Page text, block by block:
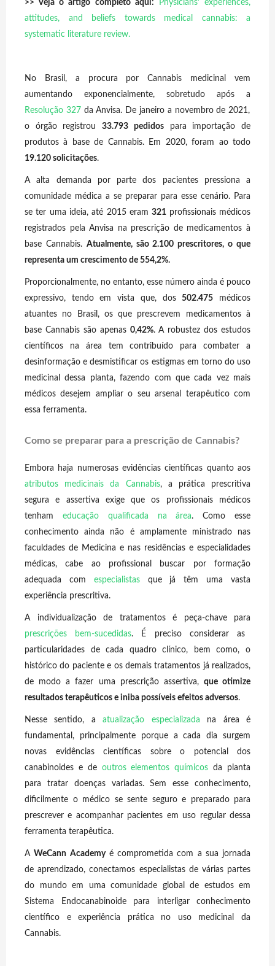
>> Veja o artigo completo aqui:
Physicians’ experiences,
attitudes, and beliefs towards medical cannabis: a
systematic literature review.
No Brasil, a procura por Cannabis medicinal vem
aumentando exponencialmente, sobretudo após a
Resolução 327da Anvisa.
De janeiro a novembro de 2021,
o órgão registrou33.793 pedidospara importação de
produtos à base de Cannabis. Em 2020, foram ao todo
19.120 solicitações.
A alta demanda por parte dos pacientes pressiona a
comunidade médica a se preparar para esse cenário. Para
se ter uma ideia, até 2015 eram321 profissionais médicos
registrados pela Anvisa na prescrição de medicamentos à
base Cannabis. Atualmente, são 2.100 prescritores, o que
representa um crescimento de 554,2%.
Proporcionalmente, no entanto, esse número ainda é pouco
expressivo, tendo em vista que, dos502.475 médicos
atuantes no Brasil, os que prescrevem medicamentos à
base Cannabis são apenas 0,42%. A robustez dos estudos
científicos na área tem contribuído para combater a
desinformação e desmistificar os estigmas em torno do uso
medicinal dessa planta, fazendo com que cada vez mais
médicos desejem ampliar o seu arsenal terapêutico com
essa ferramenta.
Como se preparar para a prescrição de Cannabis?
Embora haja numerosas evidências científicas quanto aos
atributos medicinais da Cannabis, a prática prescritiva
segura e assertiva exige que os profissionais médicos
tenham educação qualificada na área. Como esse
conhecimento ainda não é amplamente ministrado nas
faculdades de Medicina e nas residências e especialidades
médicas, cabe ao profissional buscar por formação
adequada com especialistasque já têm uma vasta
experiência prescritiva.
A individualização de tratamentos é peça-chave para
prescrições bem-sucedidas. É preciso considerar as
particularidades de cada quadro clínico, bem como, o
histórico do paciente e os demais tratamentos já realizados,
de modo a fazer uma prescrição assertiva, que otimize
resultados terapêuticos e iniba possíveis efeitos adversos.
Nesse sentido, aatualização especializada na área é
fundamental, principalmente porque a cada dia surgem
novas evidências científicas sobre o potencial dos
canabinoides e de outros elementos químicos da planta
para tratar doenças variadas. Sem esse conhecimento,
dificilmente o médico se sente seguro e preparado para
prescrever e acompanhar pacientes em uso regular dessa
ferramenta terapêutica.
AWeCann Academyé comprometida com a sua jornada
de aprendizado, conectamos especialistas de várias partes
do mundo em uma comunidade global de estudos em
Sistema Endocanabinoide para interligar conhecimento
científico e experiência prática no uso medicinal da
Cannabis.